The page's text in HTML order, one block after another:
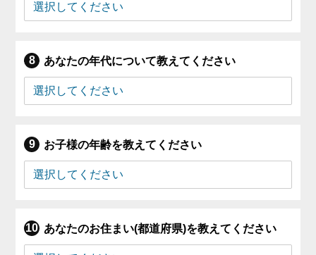
あなたの年代について教えてください
お子様の年齢を教えてください
あなたのお住まい(都道府県)を教えてください